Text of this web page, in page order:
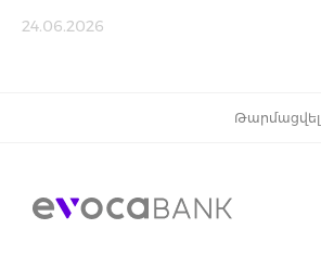
24.06.2026
Թարմացվել